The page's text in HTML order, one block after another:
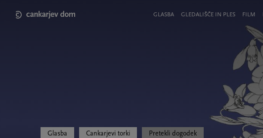
main
MeniGLASBA GLEDALIŠČE IN PLES FILM
Glasba Cankarjevi torki Pretekli dogodek